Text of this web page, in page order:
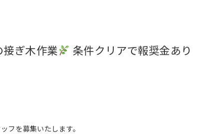
ぎ木作業 条件クリアで報奨金あり
フを募集いたします。